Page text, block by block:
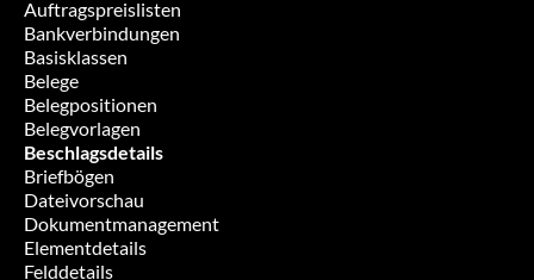
Auftragspreislisten
Bankverbindungen
Basisklassen
Belege
Belegpositionen
Belegvorlagen
Beschlagsdetails
Briefbögen
Dateivorschau
Dokumentmanagement
Elementdetails
Felddetails